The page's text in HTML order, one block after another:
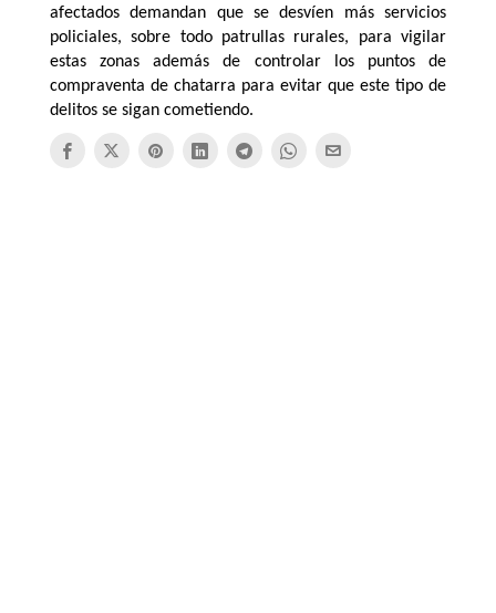
afectados demandan que se desvíen más servicios
policiales, sobre todo patrullas rurales, para vigilar
estas zonas además de controlar los puntos de
compraventa de chatarra para evitar que este tipo de
delitos se sigan cometiendo.